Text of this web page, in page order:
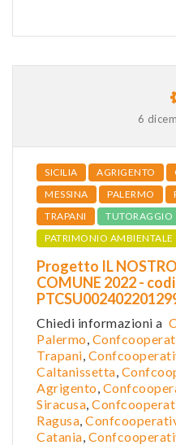
6
SICILIA AGRIGENTO
MESSINA
PALERMO
TRAPANI
TUTORAGGIO
PATRIMONIO AMBIENTALE
Progetto IL
COMUNE 2022 -
Chiedi informazioni a
Palermo,
Trapani,
Caltanissetta,
Agrigento,
Siracusa,
Ragusa,
Catania,